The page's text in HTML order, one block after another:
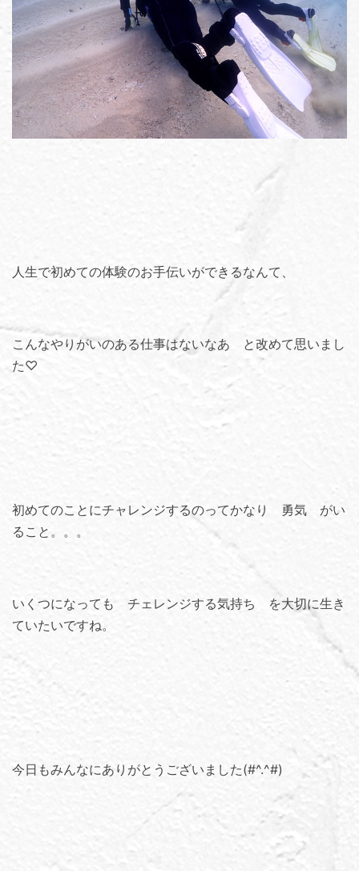
人生で初めての体験のお手伝いができるなんて、
こんなやりがいのある仕事はないなあ と改めて思いまし
た♡
初めてのことにチャレンジするのってかなり 勇気 がい
ること。。。
いくつになっても チェレンジする気持ち を大切に生き
ていたいですね。
今日もみんなにありがとうございました(#^.^#)